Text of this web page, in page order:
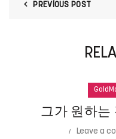
PREVIOUS POST
그가 원하는
Leave a